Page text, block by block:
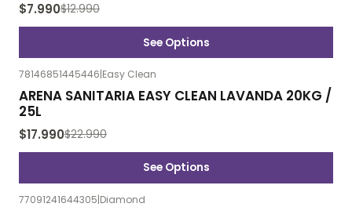
$7.990$12.990
See Options
-22%OFF
78146851445446|Easy Clean
ARENA SANITARIA EASY CLEAN LAVANDA 20KG /
25L
$17.990$22.990
See Options
77091241644305|Diamond